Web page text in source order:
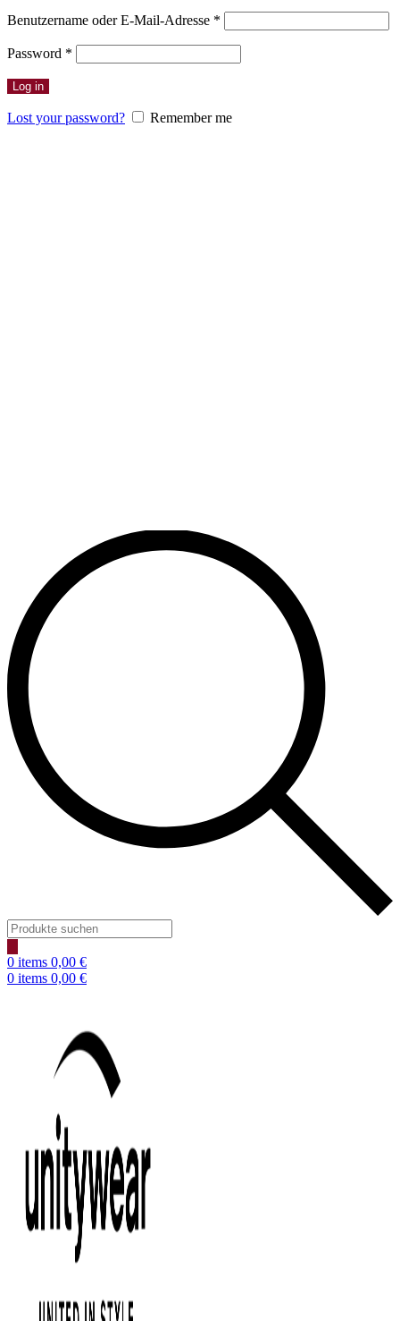
Benutzername oder E-Mail-Adresse *
Password *
Log in
Lost your password? Remember me
Products
search
0 items 0,00 €
0 items 0,00 €